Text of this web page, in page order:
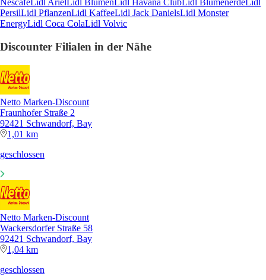
Nescafe Lidl Ariel Lidl Blumen Lidl Havana Club Lidl Blumenerde Lidl
PersilLidl PflanzenLidl KaffeeLidl Jack DanielsLidl Monster
EnergyLidl Coca ColaLidl Volvic
Discounter Filialen in der Nähe
Netto Marken-Discount
Fraunhofer Straße 2
92421 Schwandorf, Bay
1,01 km
geschlossen
Netto Marken-Discount
Wackersdorfer Straße 58
92421 Schwandorf, Bay
1,04 km
geschlossen